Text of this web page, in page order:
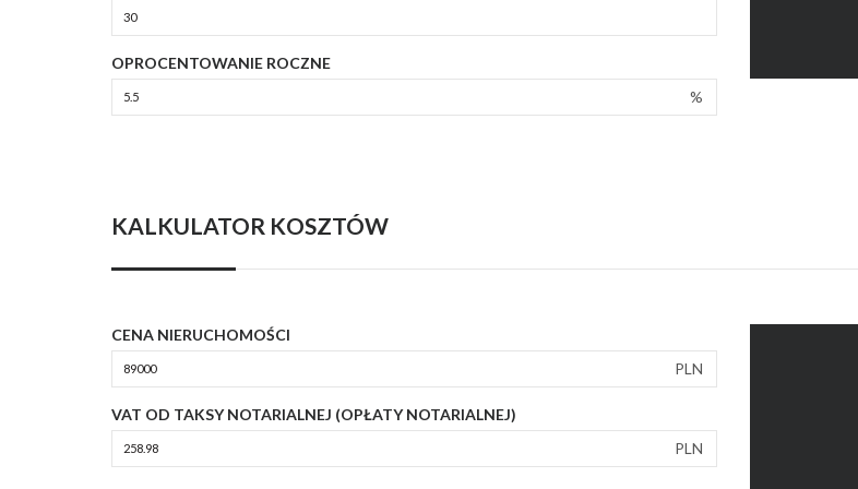
OPROCENTOWANIE ROCZNE
%
KALKULATOR KOSZTÓW
CENA NIERUCHOMOŚCI
PLN
VAT OD TAKSY NOTARIALNEJ (OPŁATY NOTARIALNEJ)
PLN